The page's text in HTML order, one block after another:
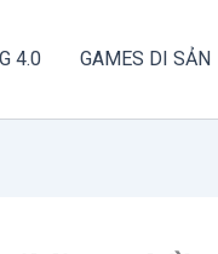
4.0 GAMES DI SẢN